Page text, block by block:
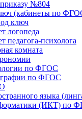
№804
(кабинеты по
ключ
логопеда
педагога-психолога
комната
по ФГОС
по ФГОС
языка
(ИКТ) по